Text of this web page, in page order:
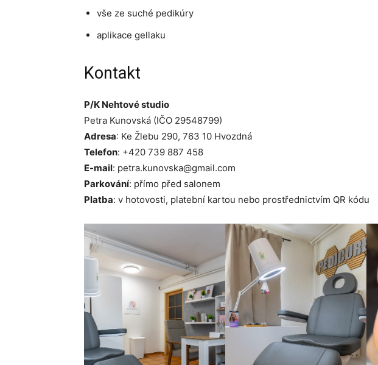
vše ze suché pedikúry
aplikace gellaku
Kontakt
P/K Nehtové studio
Petra Kunovská (IČO 29548799)
Adresa: Ke Žlebu 290, 763 10 Hvozdná
Telefon: +420 739 887 458
E-mail: petra.kunovska@gmail.com
Parkování: přímo před salonem
Platba: v hotovosti, platební kartou nebo prostřednictvím QR kódu